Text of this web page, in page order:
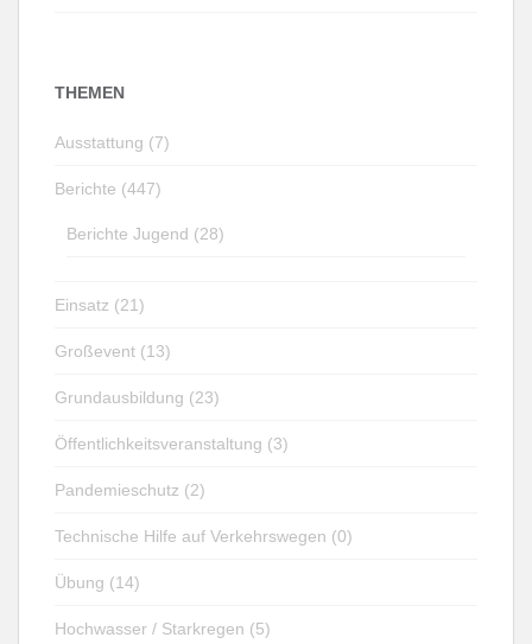
THEMEN
Ausstattung (7)
Berichte (447)
Berichte Jugend (28)
Einsatz (21)
Großevent (13)
Grundausbildung (23)
Öffentlichkeitsveranstaltung (3)
Pandemieschutz (2)
Technische Hilfe auf Verkehrswegen (0)
Übung (14)
Hochwasser / Starkregen (5)